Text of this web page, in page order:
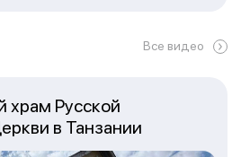
Все видео
храм Русской
в Танзании